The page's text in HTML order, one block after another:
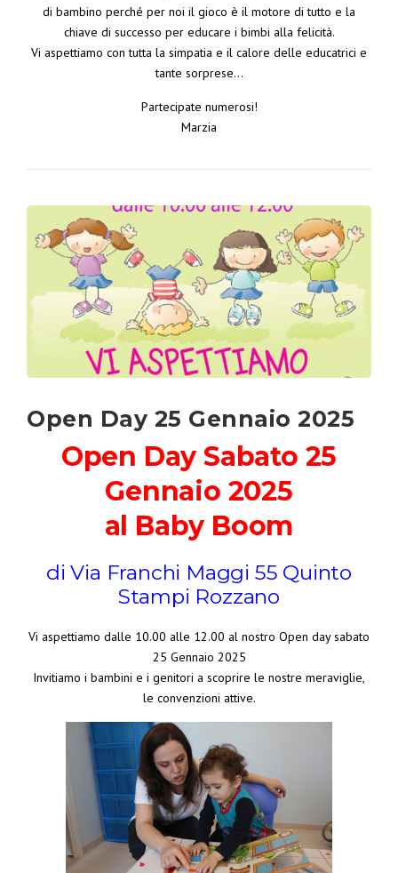
di bambino perché per noi il gioco è il motore di tutto e la
chiave di successo per educare i bimbi alla felicità.
Vi aspettiamo con tutta la simpatia e il calore delle educatrici e
tante sorprese…
Partecipate numerosi!
Marzia
Open Day 25 Gennaio 2025
Open Day Sabato 25
Gennaio 2025
al Baby Boom
di Via Franchi Maggi 55 Quinto
Stampi Rozzano
Vi aspettiamo dalle 10.00 alle 12.00 al nostro Open day sabato
25 Gennaio 2025
Invitiamo i bambini e i genitori a scoprire le nostre meraviglie,
le convenzioni attive.